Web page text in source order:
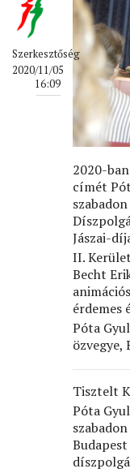
Szerkesztőség
2020/11/05
16:09
2020-
címét
Jászai-
II.
Becht
érdemes
Póta
özvegye,
Tisztelt
Póta